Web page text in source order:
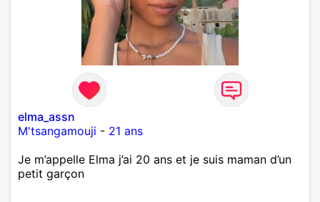
elma_assn
M'tsangamouji - 21 ans
Je m’appelle Elma j’ai 20 ans et je suis maman d’un
petit garçon